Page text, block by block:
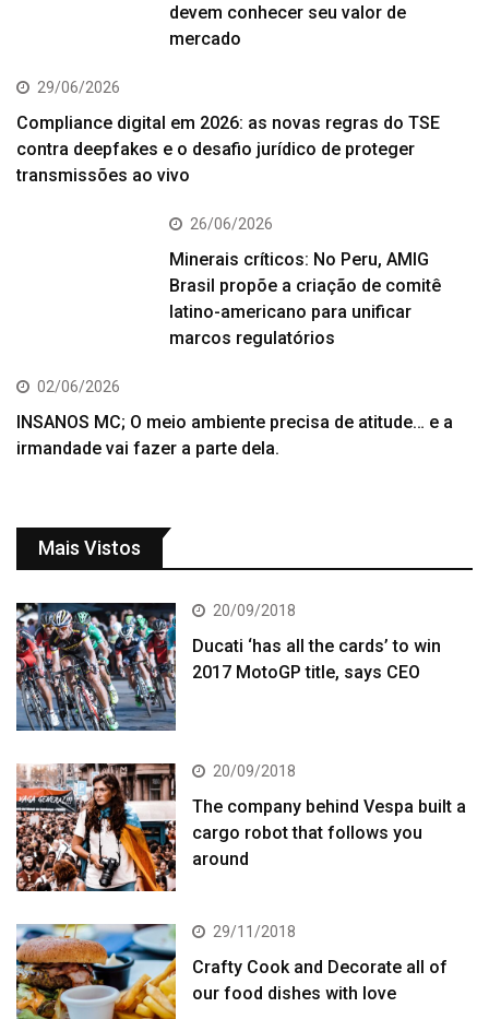
devem conhecer seu valor de
mercado
29/06/2026
Compliance digital em 2026: as novas regras do TSE
contra deepfakes e o desafio jurídico de proteger
transmissões ao vivo
26/06/2026
Minerais críticos: No Peru, AMIG
Brasil propõe a criação de comitê
latino-americano para unificar
marcos regulatórios
02/06/2026
INSANOS MC; O meio ambiente precisa de atitude… e a
irmandade vai fazer a parte dela.
Mais Vistos
20/09/2018
Ducati ‘has all the cards’ to win
2017 MotoGP title, says CEO
20/09/2018
The company behind Vespa built a
cargo robot that follows you
around
29/11/2018
Crafty Cook and Decorate all of
our food dishes with love